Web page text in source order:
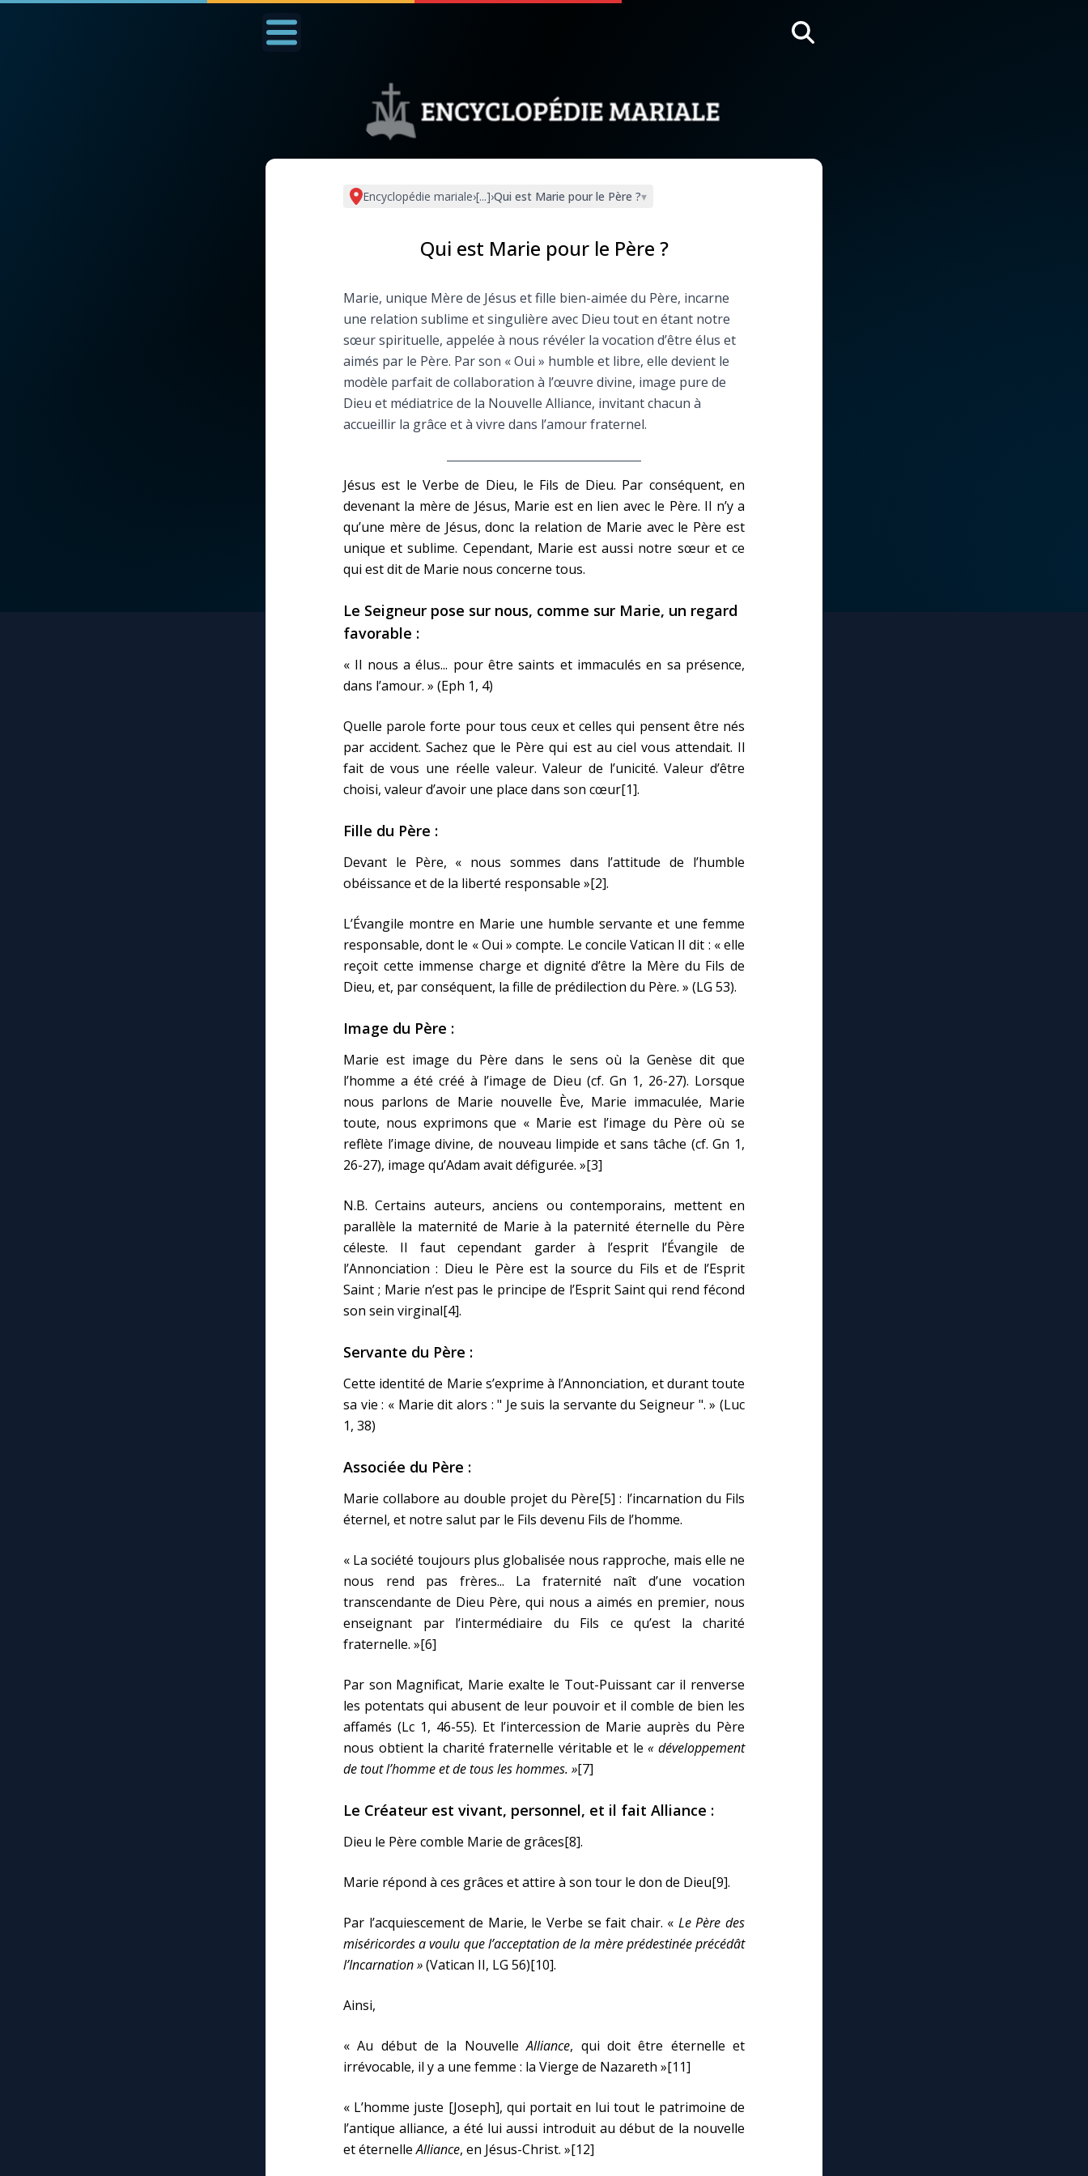
Nous soutenir À propos Facebook Infos légales
Prier au quotidien
Les premiers samedis
Marie qui défait les
Mes intentions de
◼︎À la une
Contact
Marie de Nazareth
Encyclopédie mariale›[...]›Qui est Marie pour le Père ?▾
Qui est Marie pour le Père ?
Marie, unique Mère de Jésus et fille bien-aimée du Père, incarne
une relation sublime et singulière avec Dieu tout en étant notre
sœur spirituelle, appelée à nous révéler la vocation d’être élus et
aimés par le Père. Par son « Oui » humble et libre, elle devient le
modèle parfait de collaboration à l’œuvre divine, image pure de
Dieu et médiatrice de la Nouvelle Alliance, invitant chacun à
accueillir la grâce et à vivre dans l’amour fraternel.
Jésus est le Verbe de Dieu, le Fils de Dieu. Par conséquent, en
devenant la mère de Jésus, Marie est en lien avec le Père. Il n’y a
qu’une mère de Jésus, donc la relation de Marie avec le Père est
unique et sublime. Cependant, Marie est aussi notre sœur et ce
qui est dit de Marie nous concerne tous.
Le Seigneur pose sur nous, comme sur Marie, un regard
favorable :
« Il nous a élus... pour être saints et immaculés en sa présence,
dans l’amour. » (Eph 1, 4)
Quelle parole forte pour tous ceux et celles qui pensent être nés
par accident. Sachez que le Père qui est au ciel vous attendait. Il
fait de vous une réelle valeur. Valeur de l’unicité. Valeur d’être
choisi, valeur d’avoir une place dans son cœur[1].
Fille du Père :
Devant le Père, « nous sommes dans l’attitude de l’humble
obéissance et de la liberté responsable »[2].
L’Évangile montre en Marie une humble servante et une femme
responsable, dont le « Oui » compte. Le concile Vatican II dit : « elle
reçoit cette immense charge et dignité d’être la Mère du Fils de
Dieu, et, par conséquent, la fille de prédilection du Père. » (LG 53).
Image du Père :
Marie est image du Père dans le sens où la Genèse dit que
l’homme a été créé à l’image de Dieu (cf. Gn 1, 26-27). Lorsque
nous parlons de Marie nouvelle Ève, Marie immaculée, Marie
toute, nous exprimons que « Marie est l’image du Père où se
reflète l’image divine, de nouveau limpide et sans tâche (cf. Gn 1,
26-27), image qu’Adam avait défigurée. »[3]
N.B. Certains auteurs, anciens ou contemporains, mettent en
parallèle la maternité de Marie à la paternité éternelle du Père
céleste. Il faut cependant garder à l’esprit l’Évangile de
l’Annonciation : Dieu le Père est la source du Fils et de l’Esprit
Saint ; Marie n’est pas le principe de l’Esprit Saint qui rend fécond
son sein virginal[4].
Servante du Père :
Cette identité de Marie s’exprime à l’Annonciation, et durant toute
sa vie : « Marie dit alors : " Je suis la servante du Seigneur ". » (Luc
1, 38)
Associée du Père :
Marie collabore au double projet du Père[5] : l’incarnation du Fils
éternel, et notre salut par le Fils devenu Fils de l’homme.
« La société toujours plus globalisée nous rapproche, mais elle ne
nous rend pas frères... La fraternité naît d’une vocation
transcendante de Dieu Père, qui nous a aimés en premier, nous
enseignant par l’intermédiaire du Fils ce qu’est la charité
fraternelle. »[6]
Par son Magnificat, Marie exalte le Tout-Puissant car il renverse
les potentats qui abusent de leur pouvoir et il comble de bien les
affamés (Lc 1, 46-55). Et l’intercession de Marie auprès du Père
nous obtient la charité fraternelle véritable et le« développement
de tout l’homme et de tous les hommes. »[7]
Le Créateur est vivant, personnel, et il fait Alliance :
Dieu le Père comble Marie de grâces[8].
Marie répond à ces grâces et attire à son tour le don de Dieu[9].
Par l’acquiescement de Marie, le Verbe se fait chair. « Le Père des
miséricordes a voulu que l’acceptation de la mère prédestinée précédât
l’Incarnation »(Vatican II, LG 56)[10].
Ainsi,
« Au début de la NouvelleAlliance, qui doit être éternelle et
irrévocable, il y a une femme : la Vierge de Nazareth »[11]
« L’homme juste [Joseph], qui portait en lui tout le patrimoine de
l’antique alliance, a été lui aussi introduit au début de la nouvelle
et éternelleAlliance, en Jésus-Christ. »[12]